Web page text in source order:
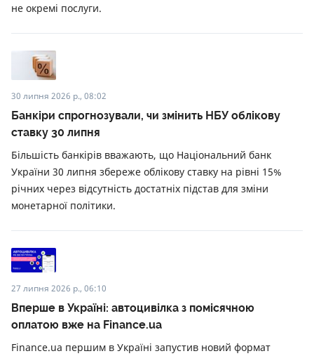
не окремі послуги.
30 липня 2026 р., 08:02
Банкіри спрогнозували, чи змінить НБУ облікову
ставку 30 липня
Більшість банкірів вважають, що Національний банк
України 30 липня збереже облікову ставку на рівні 15%
річних через відсутність достатніх підстав для зміни
монетарної політики.
27 липня 2026 р., 06:10
Вперше в Україні: автоцивілка з помісячною
оплатою вже на Finance.ua
Finance.ua першим в Україні запустив новий формат